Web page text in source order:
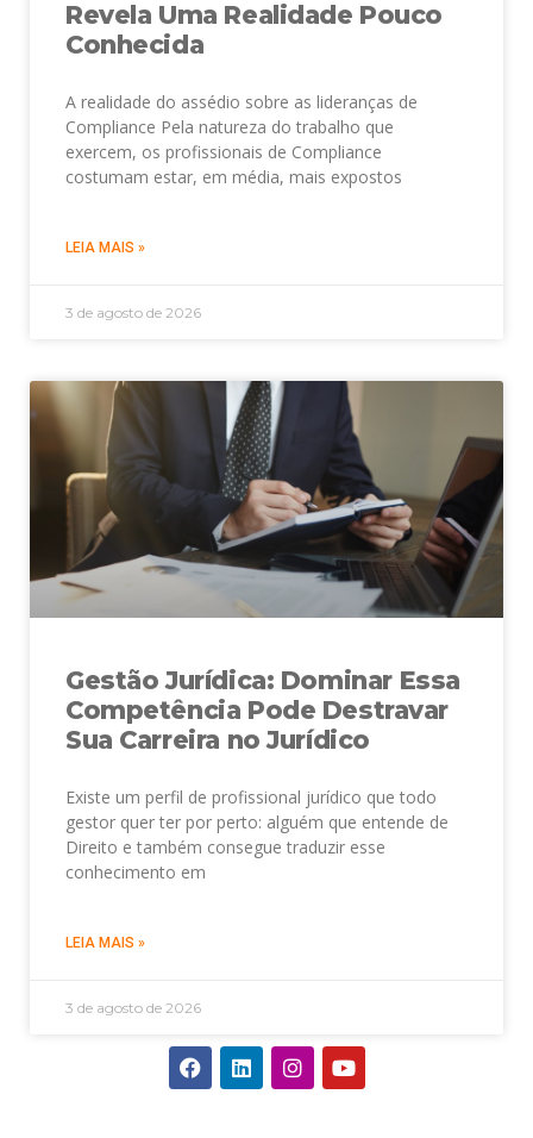
Revela Uma Realidade Pouco
Conhecida
A realidade do assédio sobre as lideranças de
Compliance Pela natureza do trabalho que
exercem, os profissionais de Compliance
costumam estar, em média, mais expostos
LEIA MAIS »
3 de agosto de 2026
Gestão Jurídica: Dominar Essa
Competência Pode Destravar
Sua Carreira no Jurídico
Existe um perfil de profissional jurídico que todo
gestor quer ter por perto: alguém que entende de
Direito e também consegue traduzir esse
conhecimento em
LEIA MAIS »
3 de agosto de 2026